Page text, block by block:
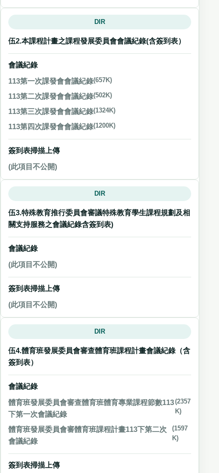
DIR
伍2.本課程計畫之課程發展委員會會議紀錄(含簽到表）
會議紀錄
113第一次課發會會議紀錄(657K)
113第二次課發會會議紀錄(502K)
113第三次課發會會議紀錄(1324K)
113第四次課發會會議紀錄(1200K)
簽到表掃描上傳
(此項目不公開)
DIR
伍3.特殊教育推行委員會審議特殊教育學生課程規劃及相
關支持服務之會議紀錄含簽到表)
會議紀錄
(此項目不公開)
簽到表掃描上傳
(此項目不公開)
DIR
伍4.體育班發展委員會審查體育班課程計畫會議紀錄（含
簽到表）
會議紀錄
體育班發展委員會審查體育班體育專業課程節數113
下第一次會議紀錄
(2357
K)
體育班發展委員會審體育班課程計畫113下第二次
會議紀錄
(1597
K)
簽到表掃描上傳